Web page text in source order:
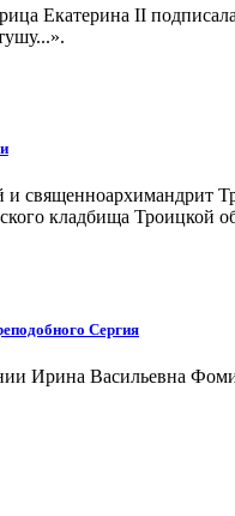
Екатерина II
и священноархимандрит
кладбища Троицкой
Сергия
Ирина Васильевна